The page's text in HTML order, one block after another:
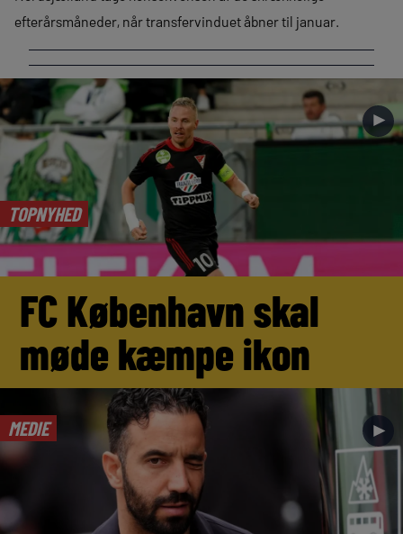
efterårsmåneder, når transfervinduet åbner til januar.
TOPNYHED
►
FC København skal
møde kæmpe ikon
MEDIE ►